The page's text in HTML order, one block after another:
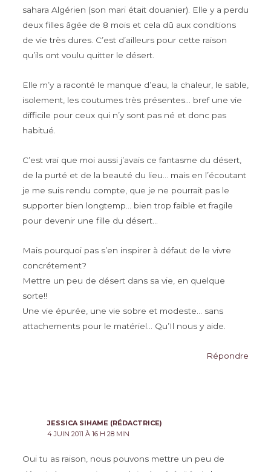
sahara Algérien (son mari était douanier). Elle y a perdu
deux filles âgée de 8 mois et cela dû aux conditions
de vie très dures. C’est d’ailleurs pour cette raison
qu’ils ont voulu quitter le désert.
Elle m’y a raconté le manque d’eau, la chaleur, le sable,
isolement, les coutumes très présentes… bref une vie
difficile pour ceux qui n’y sont pas né et donc pas
habitué.
C’est vrai que moi aussi j’avais ce fantasme du désert,
de la purté et de la beauté du lieu… mais en l’écoutant
je me suis rendu compte, que je ne pourrait pas le
supporter bien longtemp… bien trop faible et fragile
pour devenir une fille du désert…
Mais pourquoi pas s’en inspirer à défaut de le vivre
concrétement?
Mettre un peu de désert dans sa vie, en quelque
sorte!!
Une vie épurée, une vie sobre et modeste… sans
attachements pour le matériel… Qu’Il nous y aide.
Répondre
JESSICA SIHAME (RÉDACTRICE)
4 JUIN 2011 À 16 H 28 MIN
Oui tu as raison, nous pouvons mettre un peu de